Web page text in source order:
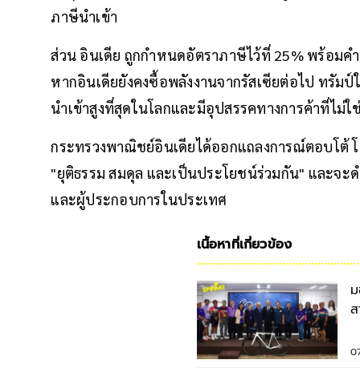
ภาษีนำเข้า
ส่วน อินเดีย ถูกกำหนดอัตราภาษีไว้ที่ 25% พร้อมค
หากอินเดียยังคงซื้อพลังงานจากรัสเซียต่อไป ทรัม
นำเข้าสูงที่สุดในโลกและมีอุปสรรคทางการค้าที่ไ
กระทรวงพาณิชย์อินเดียได้ออกแถลงการณ์ตอบโต้
"ยุติธรรม สมดุล และเป็นประโยชน์ร่วมกัน" และจ
และผู้ประกอบการในประเทศ
เนื้อหาที่เกี่ยวข้อง